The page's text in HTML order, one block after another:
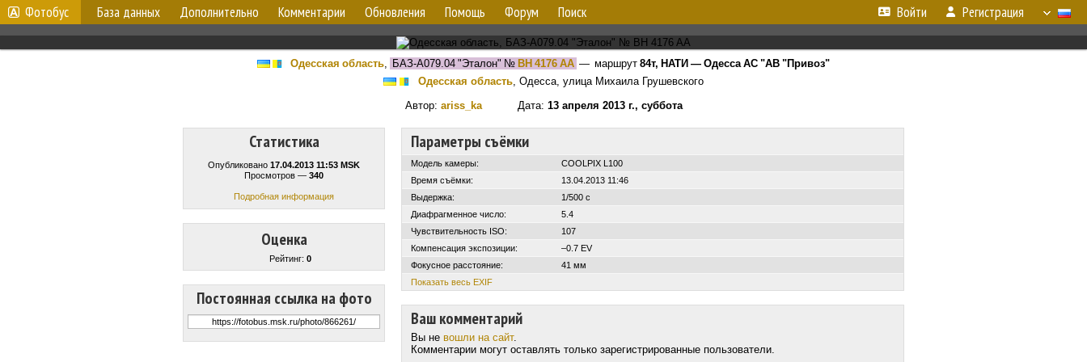
Фотобус База данных Дополнительно Комментарии Обновления Помощь Форум Поиск Войти Регистрация
Одесская область, БАЗ-А079.04 "Эталон" № BH 4176 AA — маршрут 84т, НАТИ — Одесса АС "АВ "Привоз"
Одесская область, Одесса, улица Михаила Грушевского
Автор: ariss_kaДата: 13 апреля 2013 г., суббота
Статистика
Опубликовано 17.04.2013 11:53 MSK
Просмотров — 340
Подробная информация
Оценка
Рейтинг: 0
Постоянная ссылка на фото
Параметры съёмки
Модель камеры:
COOLPIX L100
Время съёмки:
13.04.2013 11:46
Выдержка:
1/500 с
Диафрагменное число:
5.4
Чувствительность ISO:
107
Компенсация экспозиции:
–0.7 EV
Фокусное расстояние:
41 мм
Показать весь EXIF
Ваш комментарий
Вы не вошли на сайт.
Комментарии могут оставлять только зарегистрированные пользователи.